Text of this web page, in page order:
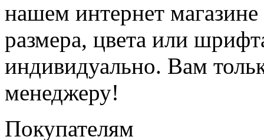
нашем интернет
размера, цвета или
индивидуально. Вам
менеджеру!
Покупателям